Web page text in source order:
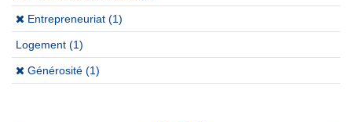
(x)
Entrepreneuriat (1)
Logement (1)
(x)
Générosité (1)